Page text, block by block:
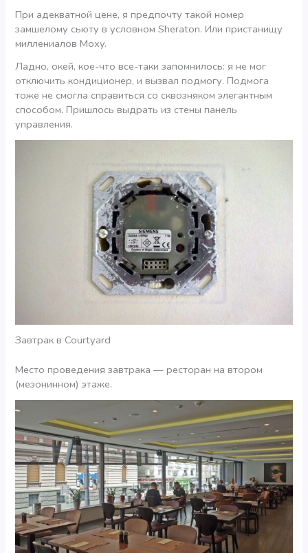
При адекватной цене, я предпочту такой номер
замшелому сьюту в условном Sheraton. Или пристанищу
миллениалов Moxy.
Ладно, окей, кое-что все-таки запомнилось: я не мог
отключить кондиционер, и вызвал подмогу. Подмога
тоже не смогла справиться со сквозняком элегантным
способом. Пришлось выдрать из стены панель
управления.
Завтрак в Courtyard
Место проведения завтрака — ресторан на втором
(мезонинном) этаже.